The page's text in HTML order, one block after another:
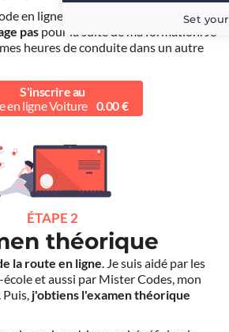
en ligne voiture auprès de mon
pas pour la suite de ma formation. Je
heures de conduite dans un autre
S'inscrire au
en ligne Voiture
0.00 €
ÉTAPE 2
théorique
la route en ligne. Je suis aidé par les
et aussi par Mister Codes, mon
j'obtiens l'examen théorique
Set